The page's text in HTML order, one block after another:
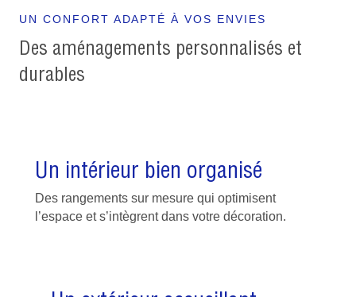
UN CONFORT ADAPTÉ À VOS ENVIES
Des aménagements personnalisés et
durables
Un intérieur bien organisé
Des rangements sur mesure qui optimisent
l’espace et s’intègrent dans votre décoration.